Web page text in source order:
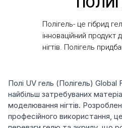
Полі UV гель (Полігель) Global
найбільш затребуваних
моделювання нігтів.
професійного використання,